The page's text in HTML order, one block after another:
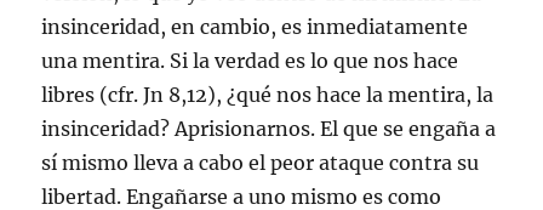
insinceridad, en cambio, es inmediatamente
una mentira. Si la verdad es lo que nos hace
libres (cfr. Jn 8,12), ¿qué nos hace la mentira, la
insinceridad? Aprisionarnos. El que se engaña a
sí mismo lleva a cabo el peor ataque contra su
libertad. Engañarse a uno mismo es como